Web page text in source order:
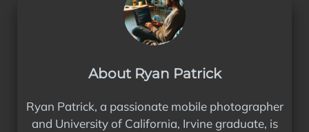
About Ryan Patrick
Ryan Patrick, a passionate mobile photographer
and University of California, Irvine graduate, is